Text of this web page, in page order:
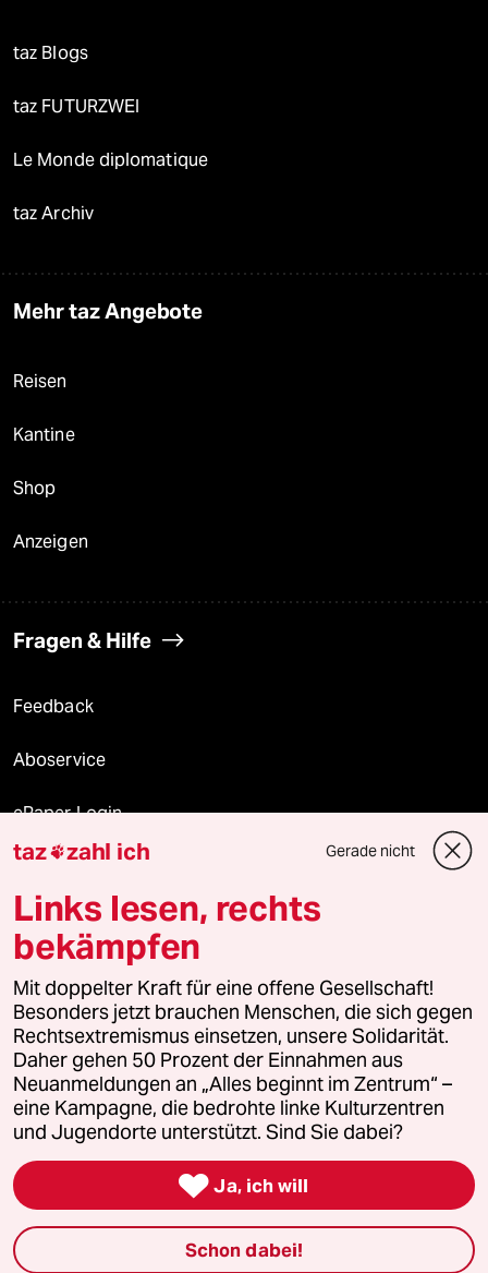
taz Blogs
taz FUTURZWEI
Le Monde diplomatique
taz Archiv
Mehr taz Angebote
Reisen
Kantine
Shop
Anzeigen
Fragen & Hilfe
Feedback
Aboservice
ePaper Login
Downloads für Abonnierende
© 2026 taz Verlags und Vertriebs GmbH
Alle Rechte vorbehalten. Bei rechtlichen Fragen oder für Genehmigungen
wenden Sie sich bitte an
lizenzen@taz.de
Feedback Redaktionsstatut Kommune-Richtlinien
Leitlinie Informant Datenschutz Impressum AGB
Seitenwende Einwilligungen widerrufen (Ads)
taz zahl ich Gerade nicht
Links lesen, rechts
bekämpfen
Mit doppelter Kraft für eine offene Gesellschaft!
Besonders jetzt brauchen Menschen, die sich gegen
Rechtsextremismus einsetzen, unsere Solidarität.
Daher gehen 50 Prozent der Einnahmen aus
Neuanmeldungen an „Alles beginnt im Zentrum“ –
eine Kampagne, die bedrohte linke Kulturzentren
und Jugendorte unterstützt. Sind Sie dabei?
 Ja, ich will
Schon dabei!